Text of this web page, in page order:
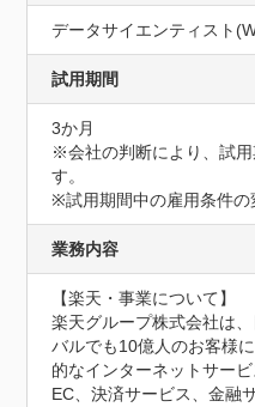
データサイエンティスト
試用期間
3か月
※会社の判断により、試
す。
※試用期間中の雇用条件の
業務内容
【楽天・事業について】
楽天グループ株式会社は
バルでも10億人のお客様
的なインターネットサービ
EC、決済サービス、金融